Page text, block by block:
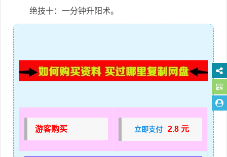
绝技十：一分钟升阳术。
游客购买 立即支付 2.8 元